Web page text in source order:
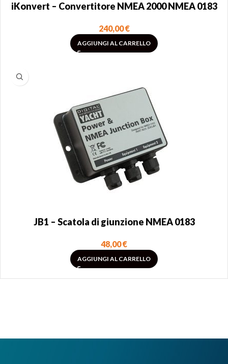
iKonvert – Convertitore NMEA 2000 NMEA 0183
240,00€
AGGIUNGI AL CARRELLO
JB1 – Scatola di giunzione NMEA 0183
48,00€
AGGIUNGI AL CARRELLO